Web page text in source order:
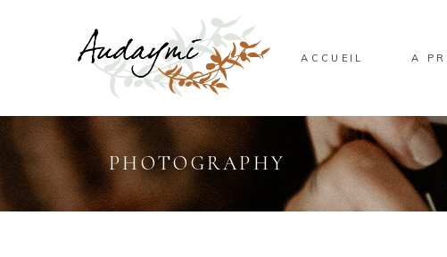
ACCUEIL A
PHOTOGRAPHY